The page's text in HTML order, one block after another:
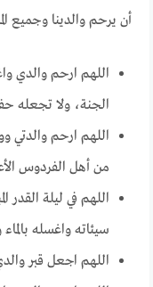
أن يرحم والدينا وجميع
اللهم ارحم والدي
الجنة، ولا تجعله
اللهم ارحم والدتي
من أهل الفردوس
اللهم في ليلة القدر
سيئاته واغسله بالماء
اللهم اجعل قبر